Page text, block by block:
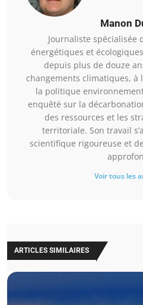
Manon
Journaliste spécialisée
énergétiques et
depuis plus de douze
changements climatiques, à
la politique
enquêté sur la
des ressources et les
territoriale. Son travail
scientifique rigoureuse et
Voir tous les
ARTICLES SIMILAIRES